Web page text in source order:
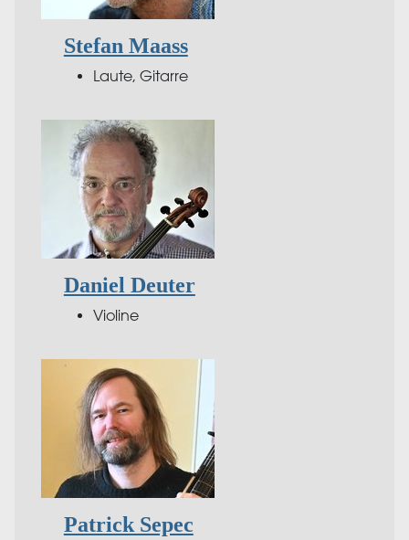
Stefan Maass
Laute, Gitarre
Daniel Deuter
Violine
Patrick Sepec